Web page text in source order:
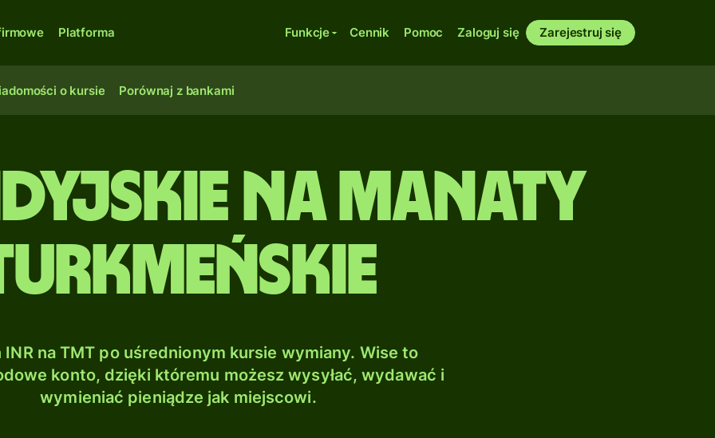
Platforma Funkcje Cennik Pomoc Zaloguj się Zarejestruj się
o kursie Porównaj z bankami
na Manaty
INR na TMT po uśrednionym kursie wymiany. Wise to
konto, dzięki któremu możesz wysyłać, wydawać i
wymieniać pieniądze jak miejscowi.